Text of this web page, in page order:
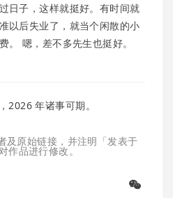
日子，这样就挺好。有时间就
以后失业了，就当个闲散的小
。 嗯，差不多先生也挺好。
2026 年诸事可期。
及原始链接，并注明「发表于
作品进行修改。